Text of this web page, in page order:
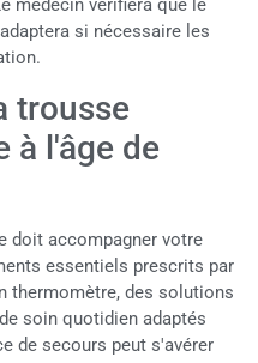
médecin vérifiera que le
si nécessaire les
trousse
à l'âge de
doit accompagner votre
essentiels prescrits par
thermomètre, des solutions
soin quotidien adaptés
de secours peut s'avérer